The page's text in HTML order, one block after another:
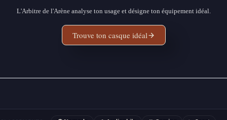
L'Arbitre de l'Arène analyse ton usage et désigne ton équipement idéal.
Trouve ton casque idéal